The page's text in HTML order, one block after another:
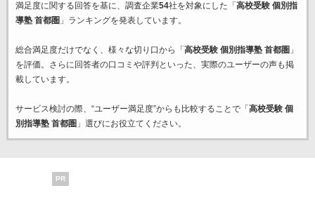
満足度に関する回答を基に、調査企業54社を対象にした「 高校受験 個別指
導塾 首都圏 」ランキングを発表しています。
総合満足度だけでなく、様々な切り口から「 高校受験 個別指導塾 首都圏 」
を評価。さらに回答者の口コミや評判といった、実際のユーザーの声も掲
載しています。
サービス検討の際、“ユーザー満足度”からも比較することで「 高校受験 個
別指導塾 首都圏 」選びにお役立てください。
PR